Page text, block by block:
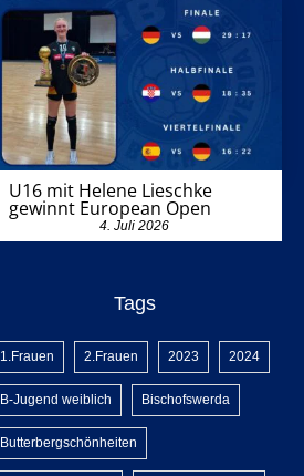
U16 mit Helene Lieschke
gewinnt European Open
4. Juli 2026
Tags
1.Frauen 2.Frauen 2023 2024
B-Jugend weiblich Bischofswerda
Butterbergschönheiten